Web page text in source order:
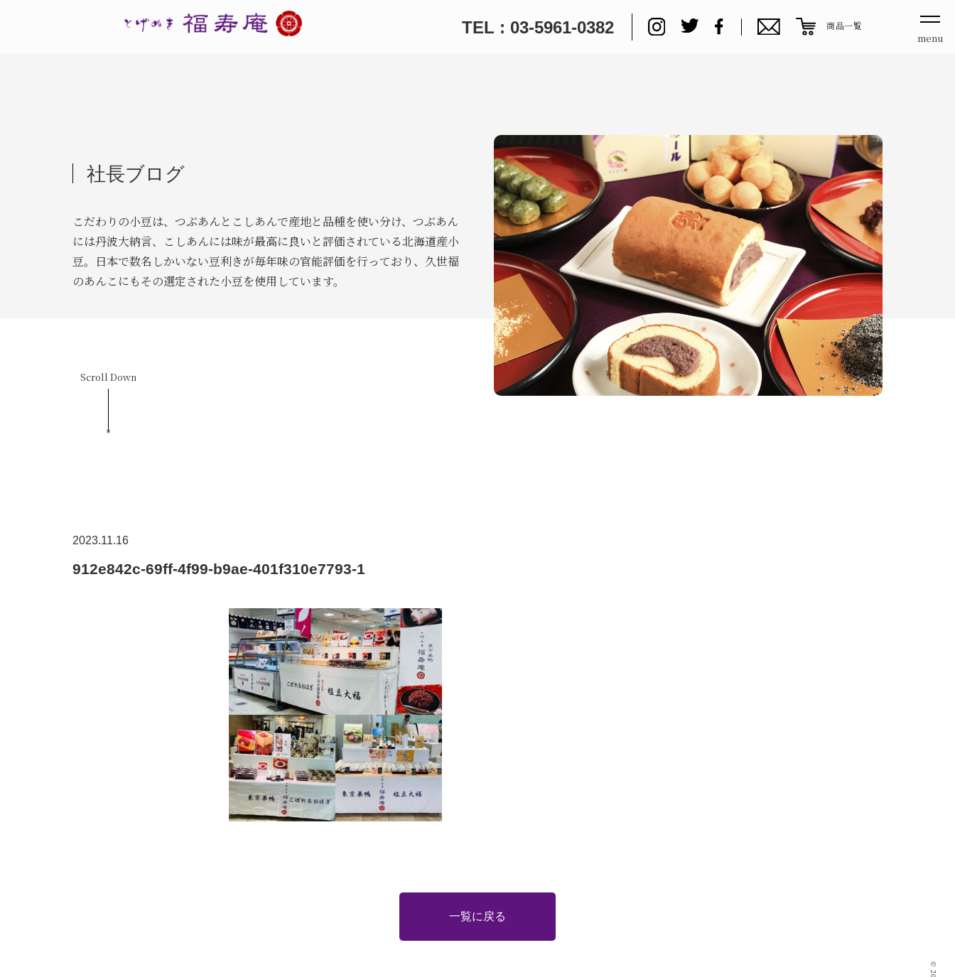
TEL : 03-5961-0382 商品一覧
menu
社長ブログ
こだわりの小豆は、つぶあんとこしあんで産地と品種を使い分け、つぶあん
には丹波大納言、こしあんには味が最高に良いと評価されている北海道産小
豆。日本で数名しかいない豆利きが毎年味の官能評価を行っており、久世福
のあんこにもその選定された小豆を使用しています。
Scroll Down
2023.11.16
912e842c-69ff-4f99-b9ae-401f310e7793-1
一覧に戻る